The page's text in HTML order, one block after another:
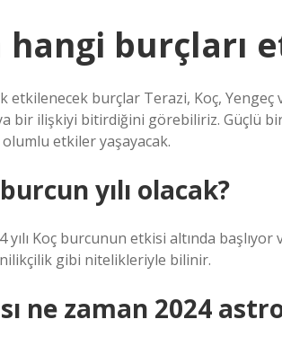
burçları
etkilenecek burçlar Terazi, Koç,
bir ilişkiyi bitirdiğini görebiliriz. Güçlü
etkiler yaşayacak.
yılı olacak?
Koç burcunun etkisi altında
gibi nitelikleriyle bilinir.
ne zaman 2024